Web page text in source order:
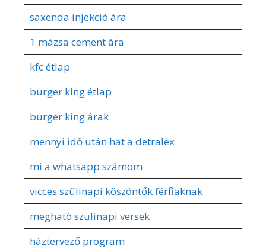
saxenda injekció ára
1 mázsa cement ára
kfc étlap
burger king étlap
burger king árak
mennyi idő után hat a detralex
mi a whatsapp számom
vicces szülinapi köszöntők férfiaknak
megható szülinapi versek
háztervező program